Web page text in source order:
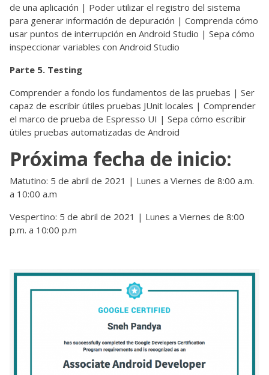
de una aplicación | Poder utilizar el registro del sistema
para generar información de depuración | Comprenda cómo
usar puntos de interrupción en Android Studio | Sepa cómo
inspeccionar variables con Android Studio
Parte 5. Testing
Comprender a fondo los fundamentos de las pruebas | Ser
capaz de escribir útiles pruebas JUnit locales | Comprender
el marco de prueba de Espresso UI | Sepa cómo escribir
útiles pruebas automatizadas de Android
Próxima fecha de inicio:
Matutino: 5 de abril de 2021 | Lunes a Viernes de 8:00 a.m.
a 10:00 a.m
Vespertino: 5 de abril de 2021 | Lunes a Viernes de 8:00
p.m. a 10:00 p.m